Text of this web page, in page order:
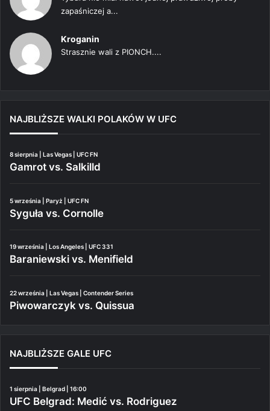
zapaśniczej a...
Kroganin
Strasznie wali z PIONCH....
NAJBLIŻSZE WALKI POLAKÓW W UFC
8 sierpnia | Las Vegas | UFC FN
Gamrot vs. Salkilld
5 września | Paryż | UFC FN
Syguła vs. Cornolle
19 września | Los Angeles | UFC 331
Baraniewski vs. Menifield
22 września | Las Vegas | Contender Series
Piwowarczyk vs. Quissua
NAJBLIŻSZE GALE UFC
1 sierpnia | Belgrad | 16:00
UFC Belgrad: Medić vs. Rodriguez